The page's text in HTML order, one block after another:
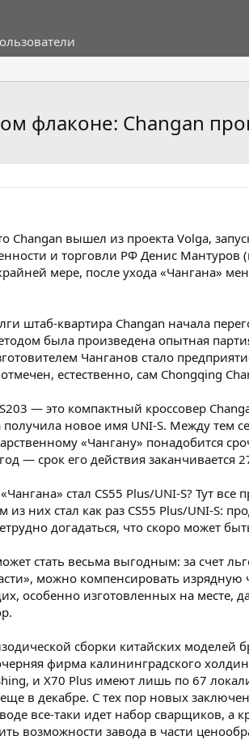
флаконе: Changan
Changan вышел из проекта Volga,
и торговли РФ Денис
мере, после ухода «Чангана»
штаб-квартира Changan начала
была произведена опытная
Чанганов стало
естественно, сам Chongqing
— это компактный кроссовер
новое имя UNI-S. Между тем
«Чангану» понадобится
— срок его действия заканчивается
стал CS55 Plus/UNI-S? Тут
них стал как раз CS55 Plus/UNI-S:
догадаться, что скоро может
стать весьма выгодным: за счет
можно компенсировать
особенно изготовленных на месте,
сборки китайских моделей
фирма калининградского
и X70 Plus имеют лишь по 67
в декабре. С тех пор новых
все-таки идет набор сварщиков, а
возможности завода в части